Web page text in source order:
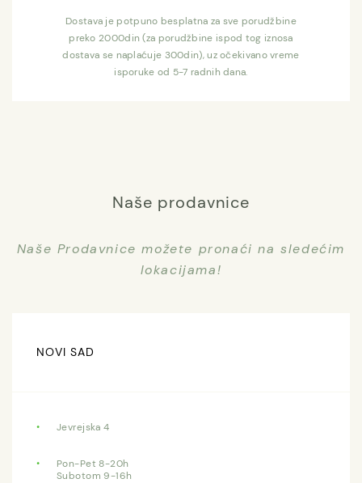
Dostava je potpuno besplatna za sve porudžbine
preko 2000din (za porudžbine ispod tog iznosa
dostava se naplaćuje 300din), uz očekivano vreme
isporuke od 5-7 radnih dana.
Naše prodavnice
Naše Prodavnice možete pronaći na sledećim
lokacijama!
NOVI SAD
Jevrejska 4
Pon-Pet 8-20h
Subotom 9-16h